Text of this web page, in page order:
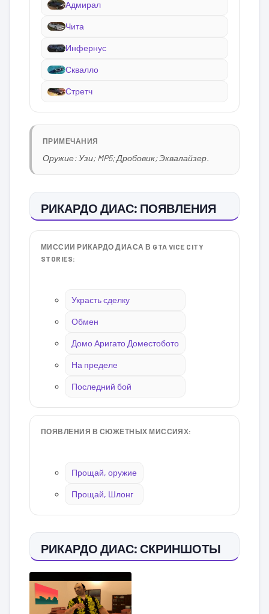
Адмирал
Чита
Инфернус
Сквалло
Стретч
ПРИМЕЧАНИЯ
Оружие: Узи; MP5; Дробовик; Эквалайзер.
РИКАРДО ДИАС: ПОЯВЛЕНИЯ
МИССИИ РИКАРДО ДИАСА В GTA VICE CITY
STORIES:
Украсть сделку
Обмен
Домо Аригато Доместобото
На пределе
Последний бой
ПОЯВЛЕНИЯ В СЮЖЕТНЫХ МИССИЯХ:
Прощай, оружие
Прощай, Шлонг
РИКАРДО ДИАС: СКРИНШОТЫ